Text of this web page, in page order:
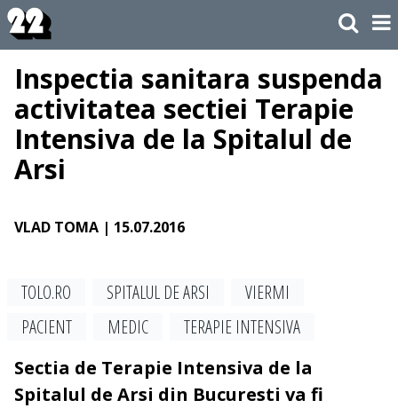
Inspectia sanitara suspenda
activitatea sectiei Terapie
Intensiva de la Spitalul de
Arsi
VLAD TOMA | 15.07.2016
TOLO.RO SPITALUL DE ARSI
VIERMI
PACIENT
MEDIC
TERAPIE INTENSIVA
Sectia de Terapie Intensiva de la
Spitalul de Arsi din Bucuresti va fi